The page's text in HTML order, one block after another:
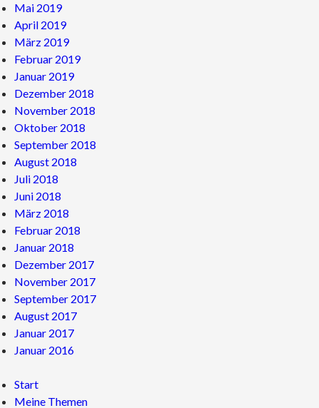
Mai 2019
April 2019
März 2019
Februar 2019
Januar 2019
Dezember 2018
November 2018
Oktober 2018
September 2018
August 2018
Juli 2018
Juni 2018
März 2018
Februar 2018
Januar 2018
Dezember 2017
November 2017
September 2017
August 2017
Januar 2017
Januar 2016
Start
Meine Themen